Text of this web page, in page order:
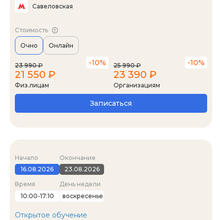
Савеловская
Стоимость
Очно Онлайн
23 990 ₽ -10%
21 550 ₽
Физ.лицам
25 990 ₽ -10%
23 390 ₽
Организациям
Записаться
Начало
16.08.2026
Окончание
23.08.2026
Время
10:00-17:10
День недели
воскресенье
Открытое обучение